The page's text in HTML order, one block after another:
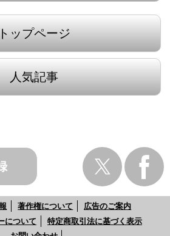
トップページ
人気記事
著作権について
広告のご案内
について
特定商取引法に基づく表示